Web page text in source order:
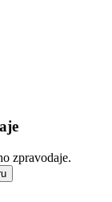
zpravodaje.